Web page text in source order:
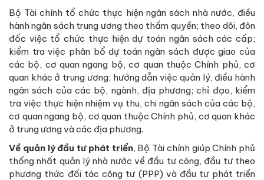
Bộ Tài chính tổ chức thực hiện ngân sách nhà nước, điều
hành ngân sách trung ương theo thẩm quyền; theo dõi, đôn
đốc việc tổ chức thực hiện dự toán ngân sách các cấp;
kiểm tra việc phân bổ dự toán ngân sách được giao của
các bộ, cơ quan ngang bộ, cơ quan thuộc Chính phủ, cơ
quan khác ở trung ương; hướng dẫn việc quản lý, điều hành
ngân sách của các bộ, ngành, địa phương; chỉ đạo, kiểm
tra việc thực hiện nhiệm vụ thu, chi ngân sách của các bộ,
cơ quan ngang bộ, cơ quan thuộc Chính phủ, cơ quan khác
ở trung ương và các địa phương.
Về quản lý đầu tư phát triển, Bộ Tài chính giúp Chính phủ
thống nhất quản lý nhà nước về đầu tư công, đầu tư theo
phương thức đối tác công tư (PPP) và đầu tư phát triển